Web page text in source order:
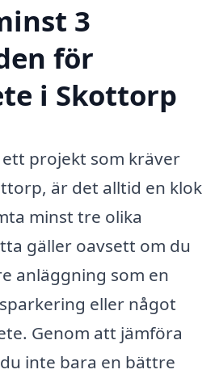
3
för
i Skottorp
projekt som kräver
är det alltid en klok
minst tre olika
gäller oavsett om du
anläggning som en
eller något
Genom att jämföra
inte bara en bättre